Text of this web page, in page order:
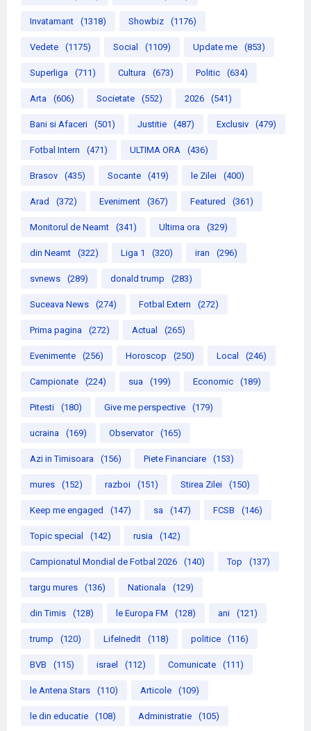
Invatamant (1318) Showbiz (1176)
Vedete (1175) Social (1109) Update me (853)
Superliga (711) Cultura (673) Politic (634)
Arta (606) Societate (552) 2026 (541)
Bani si Afaceri (501) Justitie (487) Exclusiv (479)
Fotbal Intern (471) ULTIMA ORA (436)
Brasov (435) Socante (419) le Zilei (400)
Arad (372) Eveniment (367) Featured (361)
Monitorul de Neamt (341) Ultima ora (329)
din Neamt (322) Liga 1 (320) iran (296)
svnews (289) donald trump (283)
Suceava News (274) Fotbal Extern (272)
Prima pagina (272) Actual (265)
Evenimente (256) Horoscop (250) Local (246)
Campionate (224) sua (199) Economic (189)
Pitesti (180) Give me perspective (179)
ucraina (169) Observator (165)
Azi in Timisoara (156) Piete Financiare (153)
mures (152) razboi (151) Stirea Zilei (150)
Keep me engaged (147) sa (147) FCSB (146)
Topic special (142) rusia (142)
Campionatul Mondial de Fotbal 2026 (140) Top (137)
targu mures (136) Nationala (129)
din Timis (128) le Europa FM (128) ani (121)
trump (120) LifeInedit (118) politice (116)
BVB (115) israel (112) Comunicate (111)
le Antena Stars (110) Articole (109)
le din educatie (108) Administratie (105)